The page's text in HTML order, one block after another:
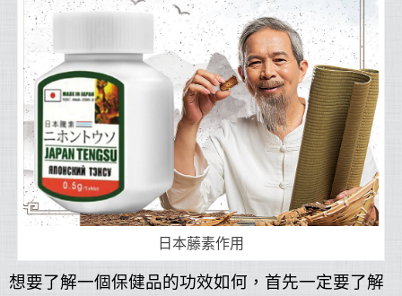
日本藤素作用
想要了解一個保健品的功效如何，首先一定要了解